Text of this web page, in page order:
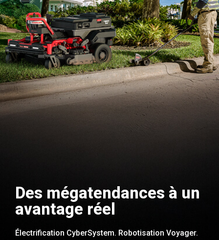
Des mégatendances à un
avantage réel
Électrification CyberSystem. Robotisation Voyager.